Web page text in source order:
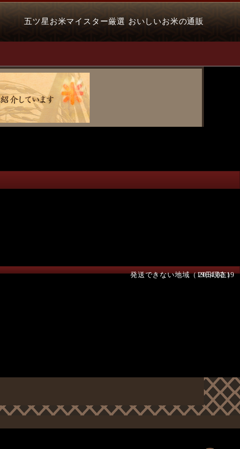
五ツ星お米マイスター厳選 おいしいお米の通販
発送できない地域（19日現在）
2014.02.19